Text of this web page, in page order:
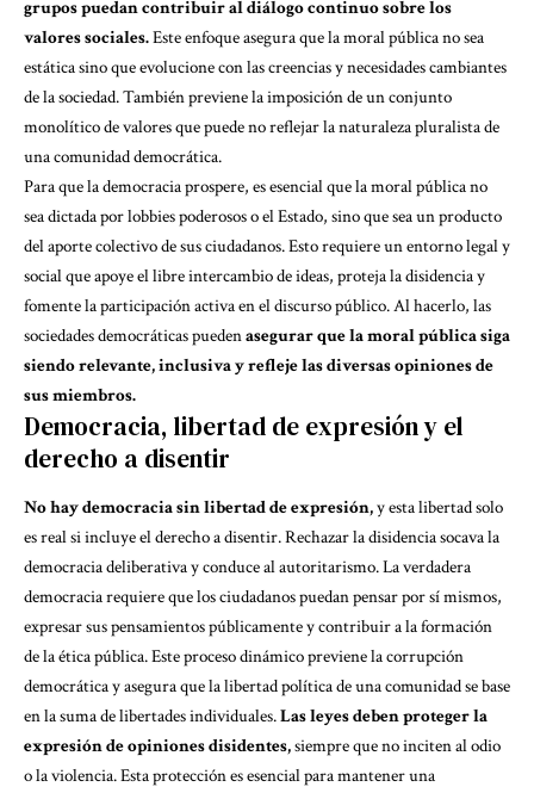
grupos puedan contribuir al diálogo continuo sobre los
valores sociales.Este enfoque asegura que la moral pública no sea
estática sino que evolucione con las creencias y necesidades cambiantes
de la sociedad. También previene la imposición de un conjunto
monolítico de valores que puede no reflejar la naturaleza pluralista de
una comunidad democrática.
Para que la democracia prospere, es esencial que la moral pública no
sea dictada por lobbies poderosos o el Estado, sino que sea un producto
del aporte colectivo de sus ciudadanos. Esto requiere un entorno legal y
social que apoye el libre intercambio de ideas, proteja la disidencia y
fomente la participación activa en el discurso público. Al hacerlo, las
sociedades democráticas puedenasegurar que la moral pública siga
siendo relevante, inclusiva y refleje las diversas opiniones de
sus miembros.
Democracia, libertad de expresión y el
derecho a disentir
No hay democracia sin libertad de expresión,y esta libertad solo
es real si incluye el derecho a disentir. Rechazar la disidencia socava la
democracia deliberativa y conduce al autoritarismo. La verdadera
democracia requiere que los ciudadanos puedan pensar por sí mismos,
expresar sus pensamientos públicamente y contribuir a la formación
de la ética pública. Este proceso dinámico previene la corrupción
democrática y asegura que la libertad política de una comunidad se base
en la suma de libertades individuales.Las leyes deben proteger la
expresión de opiniones disidentes,siempre que no inciten al odio
o la violencia. Esta protección es esencial para mantener una